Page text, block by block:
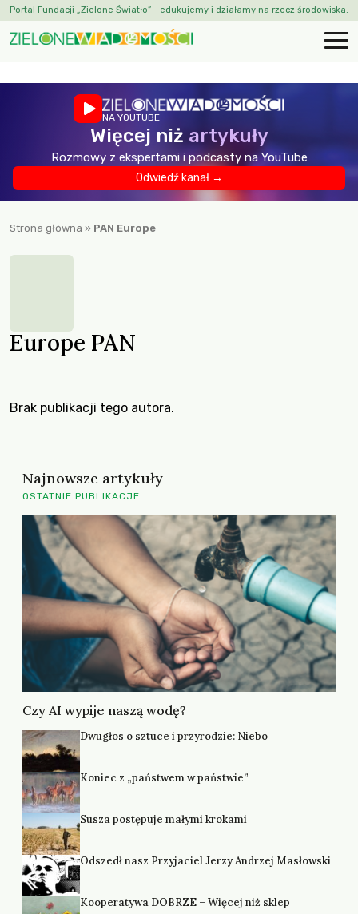
Portal Fundacji „Zielone Światło” - edukujemy i działamy na rzecz środowiska.
NA YOUTUBE
Więcej niż artykuły
Rozmowy z ekspertami i podcasty na YouTube
Odwiedź kanał →
Strona główna » PAN Europe
Europe PAN
Brak publikacji tego autora.
Najnowsze artykuły
OSTATNIE PUBLIKACJE
Czy AI wypije naszą wodę?
Dwugłos o sztuce i przyrodzie: Niebo
Koniec z „państwem w państwie”
Susza postępuje małymi krokami
Odszedł nasz Przyjaciel Jerzy Andrzej Masłowski
Kooperatywa DOBRZE – Więcej niż sklep